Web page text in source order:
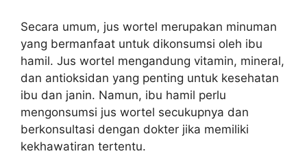
Secara umum, jus wortel merupakan minuman
yang bermanfaat untuk dikonsumsi oleh ibu
hamil. Jus wortel mengandung vitamin, mineral,
dan antioksidan yang penting untuk kesehatan
ibu dan janin. Namun, ibu hamil perlu
mengonsumsi jus wortel secukupnya dan
berkonsultasi dengan dokter jika memiliki
kekhawatiran tertentu.